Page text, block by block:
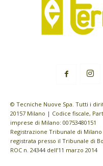
© Tecniche Nuove Spa. Tutti i
20157 Milano | Codice fiscale,
imprese di Milano: 00753480151
Registrazione Tribunale di
registrata presso il Tribunale di
ROC n. 24344 dell’11 marzo 2014